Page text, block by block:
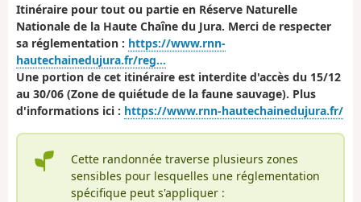
Itinéraire pour tout ou partie en Réserve Naturelle
Nationale de la Haute Chaîne du Jura. Merci de respecter
sa réglementation : https://www.rnn-
hautechainedujura.fr/reg...
Une portion de cet itinéraire est interdite d'accès du 15/12
au 30/06 (Zone de quiétude de la faune sauvage). Plus
d'informations ici : https://www.rnn-hautechainedujura.fr/
Cette randonnée traverse plusieurs zones
sensibles pour lesquelles une réglementation
spécifique peut s'appliquer :